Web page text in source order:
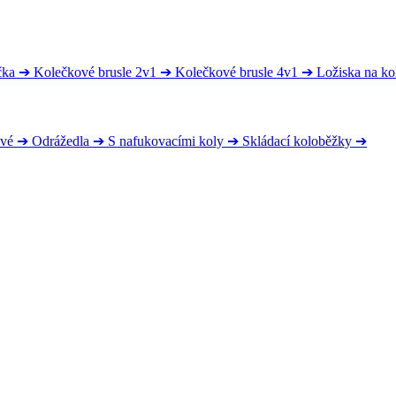
➔ Kolečkové brusle 2v1 ➔ Kolečkové brusle 4v1 ➔ Ložiska na
➔ Odrážedla ➔ S nafukovacími koly ➔ Skládací koloběžky ➔